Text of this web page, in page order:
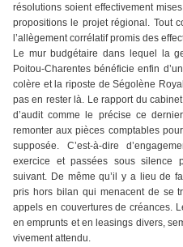
résolutions soient effectivement
propositions le projet régional. Tout
l’allègement corrélatif promis des
Le mur budgétaire dans lequel la
Poitou-Charentes bénéficie enfin
colère et la riposte de Ségolène
pas en rester là. Le rapport du
d’audit comme le précise ce
remonter aux pièces comptables
supposée. C’est-à-dire
exercice et passées sous silence
suivant. De même qu’il y a lieu de
pris hors bilan qui menacent de se
appels en couvertures de créances.
en emprunts et en leasings divers,
vivement attendu.